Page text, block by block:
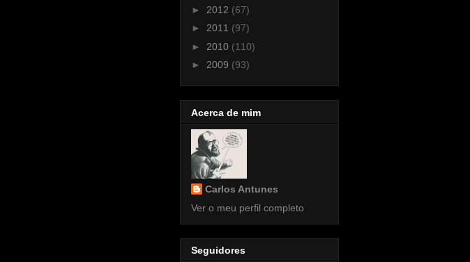
► 2012 (67)
► 2011 (97)
► 2010 (110)
► 2009 (93)
Acerca de mim
Carlos Antunes
Ver o meu perfil completo
Seguidores